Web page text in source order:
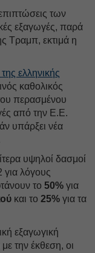
των
εξαγωγές, παρά
Τραμπ, εκτιμά η
ελληνικής
καθολικός
περασμένου
από την Ε.Ε.
υπάρξει νέα
υψηλοί δασμοί
λόγους
το 50% για
και το 25% για τα
εξαγωγική
την έκθεση, οι